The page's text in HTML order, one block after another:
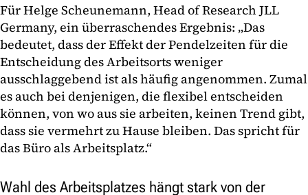
Für Helge Scheunemann, Head of Research JLL
Germany, ein überraschendes Ergebnis: „Das
bedeutet, dass der Effekt der Pendelzeiten für die
Entscheidung des Arbeitsorts weniger
ausschlaggebend ist als häufig angenommen. Zumal
es auch bei denjenigen, die flexibel entscheiden
können, von wo aus sie arbeiten, keinen Trend gibt,
dass sie vermehrt zu Hause bleiben. Das spricht für
das Büro als Arbeitsplatz.“
Wahl des Arbeitsplatzes hängt stark von der